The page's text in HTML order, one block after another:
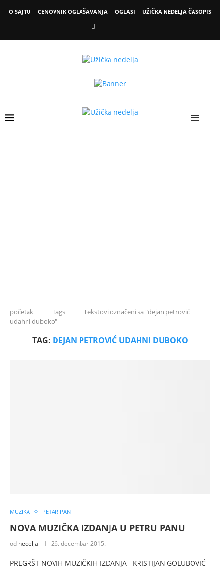
O SAJTU CENOVNIK OGLAŠAVANJA OGLASI UŽIČKA NEDELJA ČASOPIS
početak Tags
Tekstovi označeni sa "dejan petrović
udahni duboko"
TAG: DEJAN PETROVIĆ UDAHNI DUBOKO
MUZIKA PETAR PAN
NOVA MUZIČKA IZDANJA U PETRU PANU
od nedelja 26. decembar 2015.
PREGRŠT NOVIH MUZIČKIH IZDANJA KRISTIJAN GOLUBOVIĆ